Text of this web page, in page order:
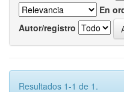
En
Autor/registro
Resultados 1-1 de 1.